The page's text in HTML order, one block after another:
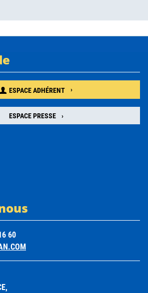
ESPACE ADHÉRENT
ESPACE PRESSE
60